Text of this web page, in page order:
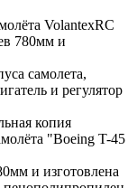
VolantexRC
780мм и
самолета,
и регулятор
копия
"Boeing T-45
и изготовлена